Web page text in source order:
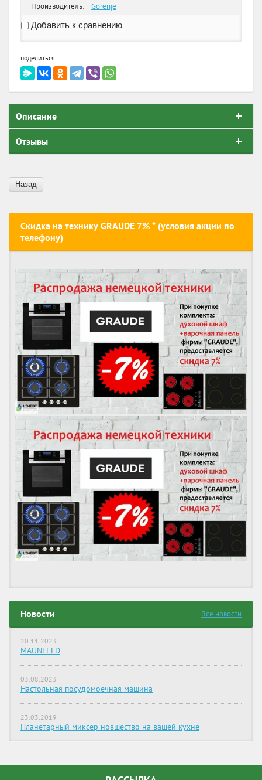
Скидка на технику GRAUDE 7% * (условия акции по
телефону)
Новости Все новости
20.11.2023
MAUNFELD
03.08.2023
Настольная посудомоечная машина
23.03.2019
Планетарный миксер новшество на вашей кухне
Производитель:
Gorenje
Добавить к сравнению
поделиться
Описание
Отзывы
Назад